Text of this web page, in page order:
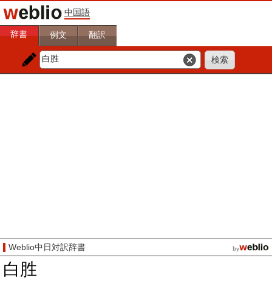
中国語
辞書 例文 翻訳
Weblio中日対訳辞書
白胜